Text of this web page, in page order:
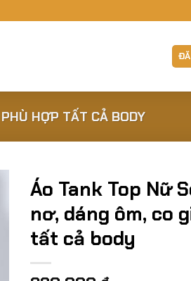
HỢP TẤT CẢ BODY
Áo Tank Top Nữ
nơ, dáng ôm, co
tất cả body